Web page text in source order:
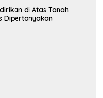
di Atas Tanah
Dipertanyakan